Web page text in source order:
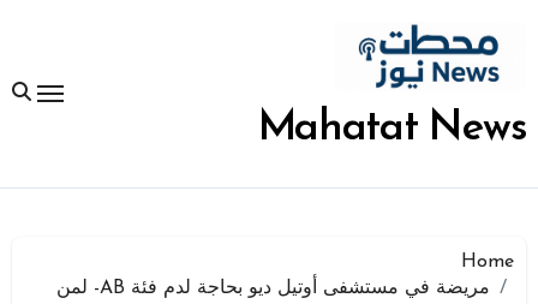
المحتوى
Mahatat News
Home
مريضة في مستشفى أوتيل ديو بحاجة لدم فئة AB- لمن